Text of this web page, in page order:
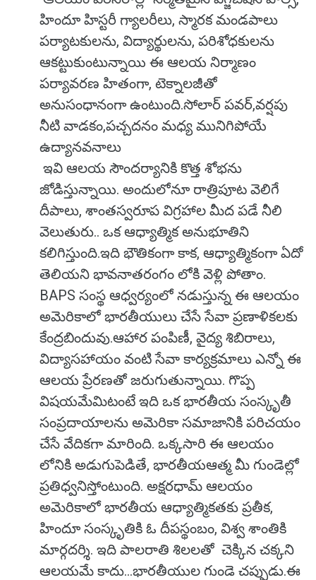
హిందూ హిస్టరీ గ్యాలరీలు, స్మారక మండపాలు
పర్యాటకులను, విద్యార్థులను, పరిశోధకులను
ఆకట్టుకుంటున్నాయి ఈ ఆలయ నిర్మాణం
పర్యావరణ హితంగా, టెక్నాలజీతో
అనుసంధానంగా ఉంటుంది.సోలార్ పవర్,వర్షపు
నీటి వాడకం,పచ్చదనం మధ్య మునిగిపోయే
ఉద్యానవనాలు
ఇవి ఆలయ సౌందర్యానికి కొత్త శోభను
జోడిస్తున్నాయి. అందులోనూ రాత్రిపూట వెలిగే
దీపాలు, శాంతస్వరూప విగ్రహాల మీద పడే నీలి
వెలుతురు.. ఒక ఆధ్యాత్మిక అనుభూతిని
కలిగిస్తుంది.ఇది భౌతికంగా కాక, ఆధ్యాత్మికంగా ఏదో
తెలియని భావనాతరంగం లోకి వెళ్లి పోతాం.
BAPS సంస్థ ఆధ్వర్యంలో నడుస్తున్న ఈ ఆలయం
అమెరికాలో భారతీయులు చేసే సేవా ప్రణాళికలకు
కేంద్రబిందువు.ఆహార పంపిణీ, వైద్య శిబిరాలు,
విద్యాసహాయం వంటి సేవా కార్యక్రమాలు ఎన్నో ఈ
ఆలయ ప్రేరణతో జరుగుతున్నాయి. గొప్ప
విషయమేమిటంటే ఇది ఒక భారతీయ సంస్కృతీ
సంప్రదాయాలను అమెరికా సమాజానికి పరిచయం
చేసే వేదికగా మారింది. ఒక్కసారి ఈ ఆలయం
లోనికి అడుగుపెడితే, భారతీయఆత్మ మీ గుండెల్లో
ప్రతిధ్వనిస్తోంటుంది. అక్షరధామ్ ఆలయం
అమెరికాలో భారతీయ ఆధ్యాత్మికతకు ప్రతీక,
హిందూ సంస్కృతికి ఓ దీపస్థంబం, విశ్వ శాంతికి
మార్గదర్శి. ఇది పాలరాతి శిలలతో చెక్కిన చక్కని
ఆలయమే కాదు…భారతీయుల గుండె చప్పుడు.ఈ